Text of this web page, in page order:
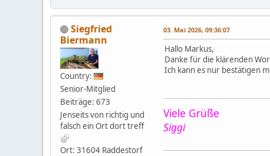
Siegfried
Biermann
Country:
Senior-Mitglied
Beiträge: 673
Jenseits von richtig und
falsch ein Ort dort treff
Ort: 31604 Raddestorf
03. Mai 2026, 09:36:07
Hallo Markus,
Danke für die klärenden
Ich kann es nur bestätigen
Viele Grüße
Siggi